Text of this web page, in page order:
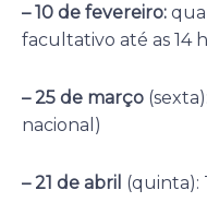
– 10 de fevereiro:
facultativo até as 14
– 25 de março
nacional)
– 21 de abril (quinta):